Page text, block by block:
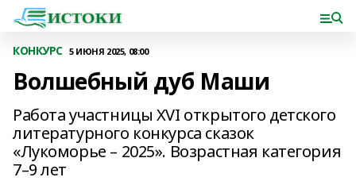
КОНКУРС 5 ИЮНЯ 2025, 08:00
Волшебный дуб Маши
Работа участницы XVI открытого детского
литературного конкурса сказок
«Лукоморье – 2025». Возрастная категория
7–9 лет